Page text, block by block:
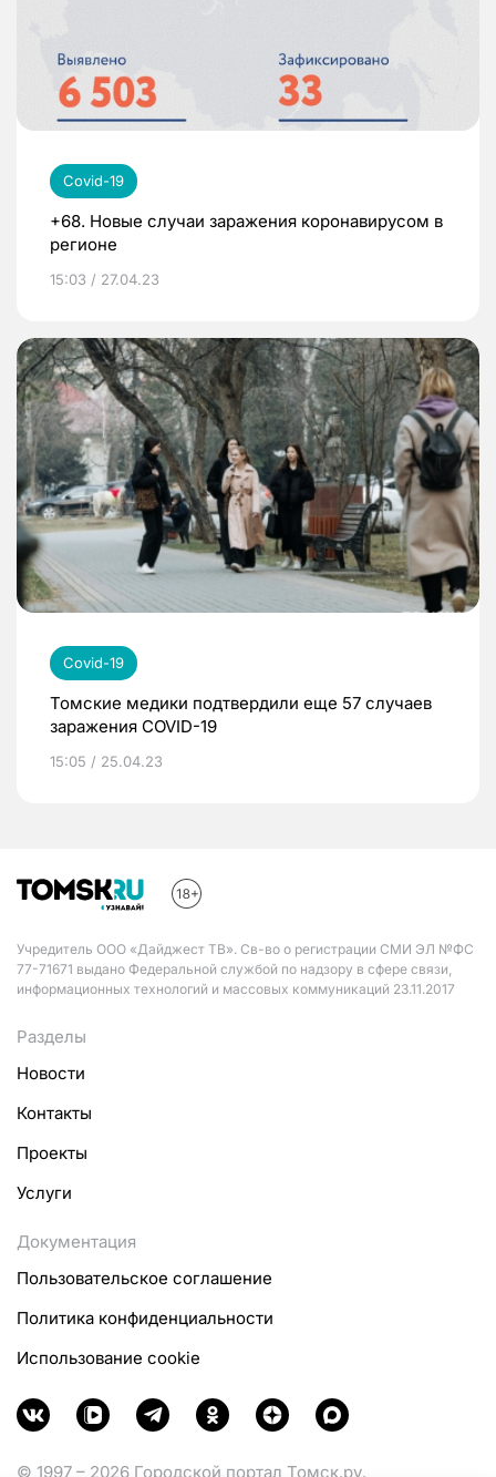
Covid-19
+68. Новые случаи заражения коронавирусом в
регионе
15:03 / 27.04.23
Covid-19
Томские медики подтвердили еще 57 случаев
заражения COVID-19
15:05 / 25.04.23
Учредитель ООО «Дайджест ТВ». Св-во о регистрации СМИ ЭЛ №ФС
77-71671 выдано Федеральной службой по надзору в сфере связи,
информационных технологий и массовых коммуникаций 23.11.2017
Разделы
Новости
Контакты
Проекты
Услуги
Документация
Пользовательское соглашение
Политика конфиденциальности
Использование cookie
© 1997 – 2026 Городской портал Томск.ру.